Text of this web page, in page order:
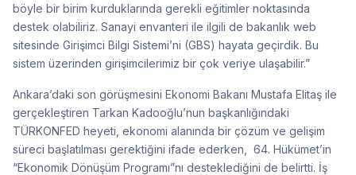
böyle bir birim kurduklarında gerekli eğitimler noktasında
destek olabiliriz. Sanayi envanteri ile ilgili de bakanlık web
sitesinde Girişimci Bilgi Sistemi’ni (GBS) hayata geçirdik. Bu
sistem üzerinden girişimcilerimiz bir çok veriye ulaşabilir.”
Ankara’daki son görüşmesini Ekonomi Bakanı Mustafa Elitaş ile
gerçekleştiren Tarkan Kadooğlu’nun başkanlığındaki
TÜRKONFED heyeti, ekonomi alanında bir çözüm ve gelişim
süreci başlatılması gerektiğini ifade ederken, 64. Hükümet’in
“Ekonomik Dönüşüm Programı”nı desteklediğini de belirtti. İş